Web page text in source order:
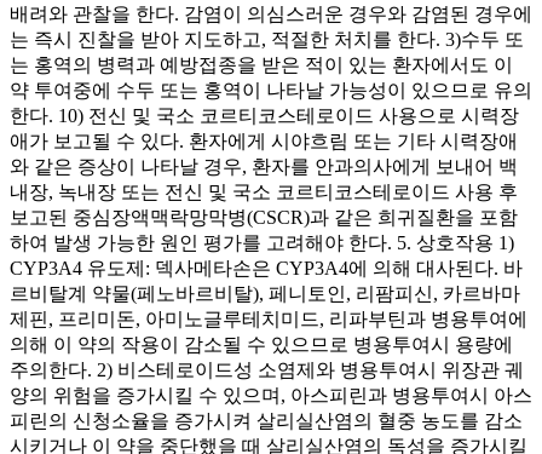
배려와 관찰을 한다. 감염이 의심스러운 경우와 감염된 경우에
는 즉시 진찰을 받아 지도하고, 적절한 처치를 한다. 3)수두 또
는 홍역의 병력과 예방접종을 받은 적이 있는 환자에서도 이
약 투여중에 수두 또는 홍역이 나타날 가능성이 있으므로 유의
한다. 10) 전신 및 국소 코르티코스테로이드 사용으로 시력장
애가 보고될 수 있다. 환자에게 시야흐림 또는 기타 시력장애
와 같은 증상이 나타날 경우, 환자를 안과의사에게 보내어 백
내장, 녹내장 또는 전신 및 국소 코르티코스테로이드 사용 후
보고된 중심장액맥락망막병(CSCR)과 같은 희귀질환을 포함
하여 발생 가능한 원인 평가를 고려해야 한다. 5. 상호작용 1)
CYP3A4 유도제: 덱사메타손은 CYP3A4에 의해 대사된다. 바
르비탈계 약물(페노바르비탈), 페니토인, 리팜피신, 카르바마
제핀, 프리미돈, 아미노글루테치미드, 리파부틴과 병용투여에
의해 이 약의 작용이 감소될 수 있으므로 병용투여시 용량에
주의한다. 2) 비스테로이드성 소염제와 병용투여시 위장관 궤
양의 위험을 증가시킬 수 있으며, 아스피린과 병용투여시 아스
피린의 신청소율을 증가시켜 살리실산염의 혈중 농도를 감소
시키거나 이 약을 중단했을 때 살리실산염의 독성을 증가시킬